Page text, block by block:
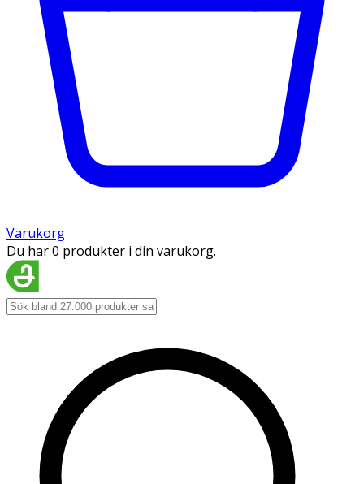
Varukorg
Du har 0 produkter i din varukorg.